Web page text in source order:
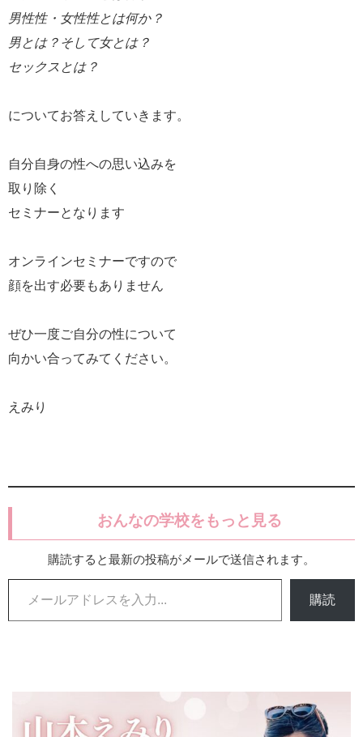
男性性・女性性とは何か？
男とは？そして女とは？
セックスとは？
についてお答えしていきます。
自分自身の性への思い込みを
取り除く
セミナーとなります
オンラインセミナーですので
顔を出す必要もありません
ぜひ一度ご自分の性について
向かい合ってみてください。
えみり
おんなの学校をもっと見る
購読すると最新の投稿がメールで送信されます。
メールアドレスを入力...
購読